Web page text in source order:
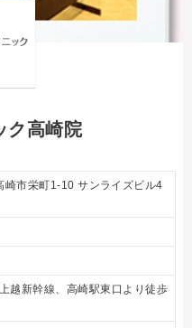
ク高崎院
市栄町1-10 サンライズビル4
越新幹線、高崎駅東口より徒歩